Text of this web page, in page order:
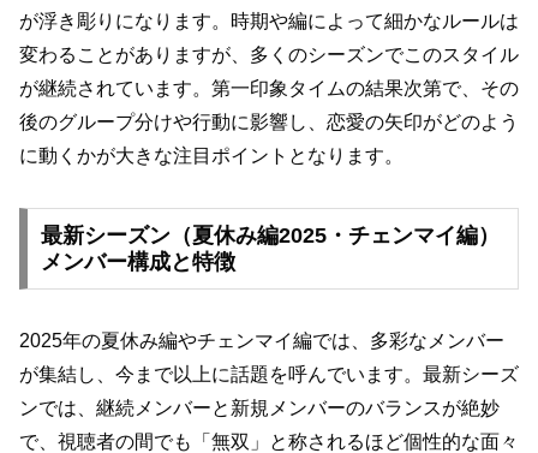
が浮き彫りになります。時期や編によって細かなルールは
変わることがありますが、多くのシーズンでこのスタイル
が継続されています。第一印象タイムの結果次第で、その
後のグループ分けや行動に影響し、恋愛の矢印がどのよう
に動くかが大きな注目ポイントとなります。
最新シーズン（夏休み編2025・チェンマイ編）
メンバー構成と特徴
2025年の夏休み編やチェンマイ編では、多彩なメンバー
が集結し、今まで以上に話題を呼んでいます。最新シーズ
ンでは、継続メンバーと新規メンバーのバランスが絶妙
で、視聴者の間でも「無双」と称されるほど個性的な面々